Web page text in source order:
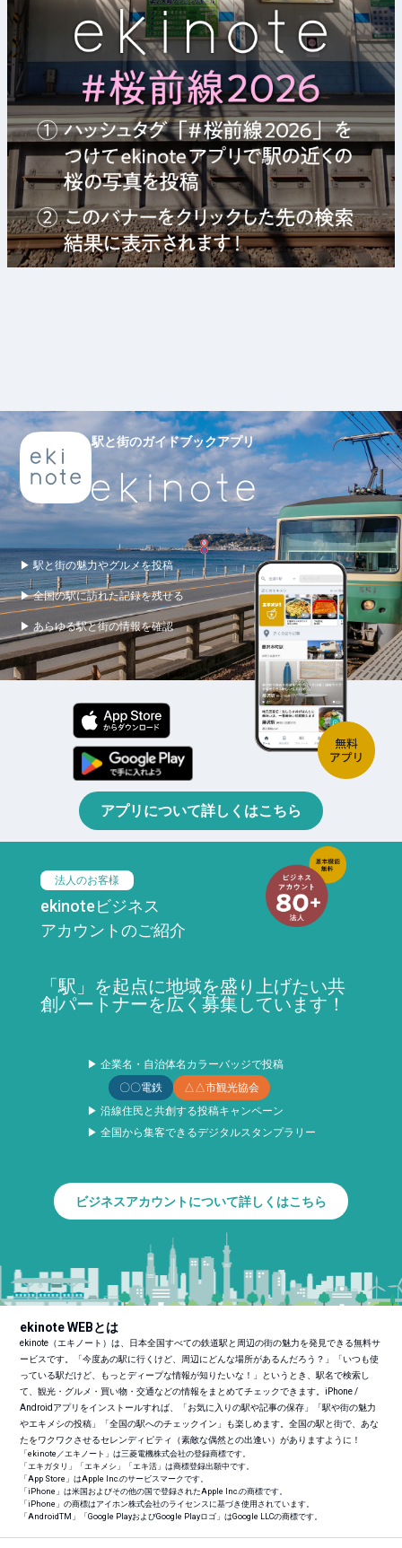
駅と街のガイドブックアプリ
▶ 駅と街の魅力やグルメを投稿
▶ 全国の駅に訪れた記録を残せる
▶ あらゆる駅と街の情報を確認
アプリについて詳しくはこちら
法人のお客様
ekinoteビジネス
アカウントのご紹介
「駅」を起点に地域を盛り上げたい共
創パートナーを広く募集しています！
▶ 企業名・自治体名カラーバッジで投稿
〇〇電鉄
△△市観光協会
▶ 沿線住民と共創する投稿キャンペーン
▶ 全国から集客できるデジタルスタンプラリー
ビジネスアカウントについて詳しくはこちら
ekinote WEBとは
ekinote（エキノート）は、日本全国すべての鉄道駅と周辺の街の魅力を発見できる無料サ
ービスです。「今度あの駅に行くけど、周辺にどんな場所があるんだろう？」「いつも使
っている駅だけど、もっとディープな情報が知りたいな！」というとき、駅名で検索し
て、観光・グルメ・買い物・交通などの情報をまとめてチェックできます。iPhone /
Androidアプリをインストールすれば、「お気に入りの駅や記事の保存」「駅や街の魅力
やエキメシの投稿」「全国の駅へのチェックイン」も楽しめます。全国の駅と街で、あな
たをワクワクさせるセレンディピティ（素敵な偶然との出逢い）がありますように！
「ekinote／エキノート」は三菱電機株式会社の登録商標です。
「エキガタリ」「エキメシ」「エキ活」は商標登録出願中です。
「App Store」はApple Inc.のサービスマークです。
「iPhone」は米国およびその他の国で登録されたApple Inc.の商標です。
「iPhone」の商標はアイホン株式会社のライセンスに基づき使用されています。
「AndroidTM 」「Google PlayおよびGoogle Playロゴ」はGoogle LLCの商標です。